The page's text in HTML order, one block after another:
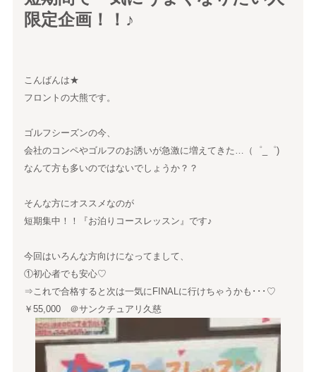
限定企画！！♪
こんばんは★
フロントの大熊です。
ゴルフシーズンの今、
会社のコンペやゴルフのお誘いが急激に増えてきた…（゜_゜)
なんて方も多いのではないでしょうか？？
そんな方にオススメなのが
短期集中！！『お泊りコースレッスン』です♪
今回はいろんな方向けになってまして、
①初心者でも安心♡
⇒これで合格すると次は一気にFINALに行けちゃうかも･･･♡
￥55,000 ＠サンクチュアリ久慈